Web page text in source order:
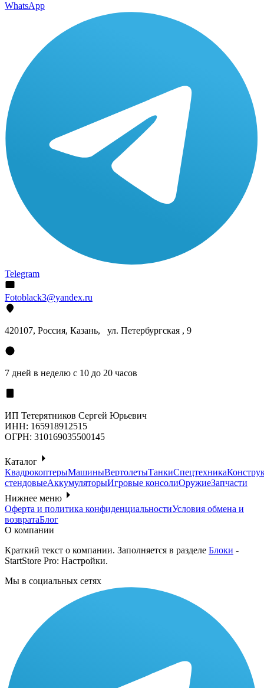
WhatsApp
Telegram
Fotoblack3@yandex.ru
420107, Россия, Казань, ул. Петербургская , 9
7 дней в неделю с 10 до 20 часов
ИП Тетерятников Сергей Юрьевич
ИНН: 165918912515
ОГРН: 310169035500145
Каталог
КвадрокоптерыМашиныВертолетыТанкиСпецтехника
стендовыеАккумуляторыИгровые консолиОружиеЗапчасти
Нижнее меню
Оферта и политика конфиденциальностиУсловия обмена и
возвратаБлог
О компании
Краткий текст о компании. Заполняется в разделе Блоки -
StartStore Pro: Настройки.
Мы в социальных сетях